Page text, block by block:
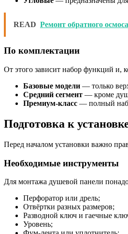
READ Ремонт обратного
По комплектации
От этого зависит набор функций и,
Базовые модели — только
Средний сегмент — кроме
Премиум-класс — полный
Подготовка к
Перед началом установки важно
Необходимые инструменты
Для монтажа душевой панели
Перфоратор или дрель;
Отвёртки разных размеров;
Разводной ключ и гаечные
Уровень;